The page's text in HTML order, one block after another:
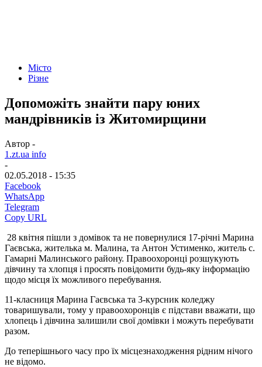
Місто
Різне
Допоможіть знайти пару юних
мандрівників із Житомирщини
Автор -
1.zt.ua info
-
02.05.2018 - 15:35
Facebook
WhatsApp
Telegram
Copy URL
28 квітня пішли з домівок та не повернулися 17-річні Марина
Гаєвська, жителька м. Малина, та Антон Устименко, житель с.
Гамарні Малинського району. Правоохоронці розшукують
дівчину та хлопця і просять повідомити будь-яку інформацію
щодо місця їх можливого перебування.
11-класниця Марина Гаєвська та 3-курсник коледжу
товаришували, тому у правоохоронців є підстави вважати, що
хлопець і дівчина залишили свої домівки і можуть перебувати
разом.
До теперішнього часу про їх місцезнаходження рідним нічого
не відомо.